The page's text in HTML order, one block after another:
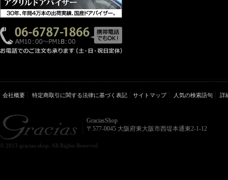
会社概要 特定商取引に関する法律に基づく表記 サイトマップ 人気の検索語句 詳
GraciasShop
〒577-0045 大阪府東大阪市西堤本通東2-1-12
© 2013 gracias-shop. All Rights Reserved.